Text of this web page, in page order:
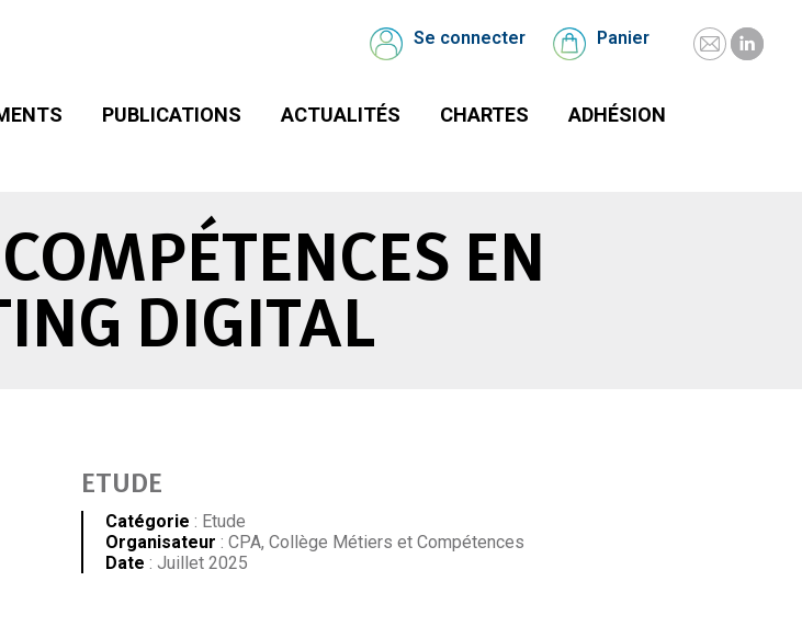
Mail
Se connecter Panier
PUBLICATIONS ACTUALITÉS CHARTES ADHÉSION
EN
DIGITAL
ETUDE
Catégorie : Etude
Organisateur : CPA, Collège Métiers et Compétences
Date : Juillet 2025
ACTUALITÉS CHARTES
Panier